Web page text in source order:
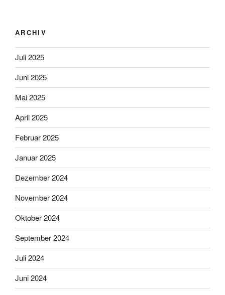
ARCHIV
Juli 2025
Juni 2025
Mai 2025
April 2025
Februar 2025
Januar 2025
Dezember 2024
November 2024
Oktober 2024
September 2024
Juli 2024
Juni 2024